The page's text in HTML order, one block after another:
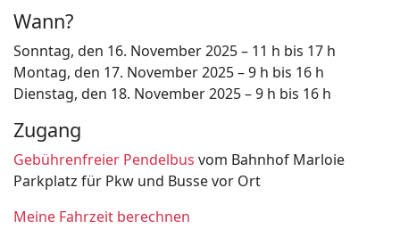
Wann?
Sonntag, den 16. November 2025 – 11 h bis 17 h
Montag, den 17. November 2025 – 9 h bis 16 h
Dienstag, den 18. November 2025 – 9 h bis 16 h
Zugang
Gebührenfreier Pendelbus vom Bahnhof Marloie
Parkplatz für Pkw und Busse vor Ort
Meine Fahrzeit berechnen